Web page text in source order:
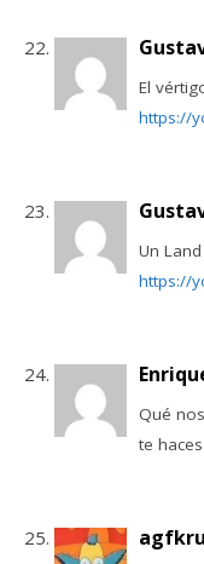
El
https://
Un
https://
Qué
te